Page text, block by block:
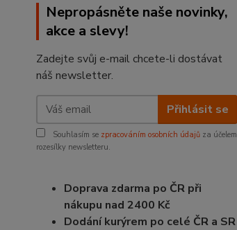
Nepropásněte naše novinky,
akce a slevy!
Zadejte svůj e-mail chcete-li dostávat
náš newsletter.
Přihlásit se
Souhlasím se zpracováním osobních údajů za účelem
rozesílky newsletteru.
Doprava zdarma po ČR při
nákupu nad 2400 Kč
Dodání kurýrem po celé ČR a SR